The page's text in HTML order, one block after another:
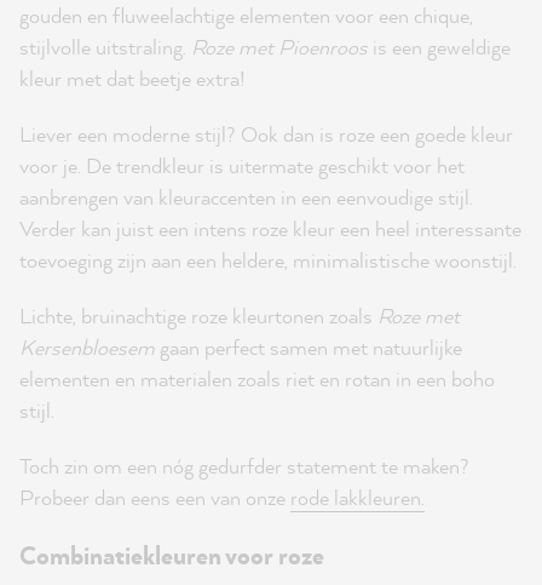
gouden en fluweelachtige elementen voor een chique,
stijlvolle uitstraling. Roze met Pioenroos is een geweldige
kleur met dat beetje extra!
Liever een moderne stijl? Ook dan is roze een goede kleur
voor je. De trendkleur is uitermate geschikt voor het
aanbrengen van kleuraccenten in een eenvoudige stijl.
Verder kan juist een intens roze kleur een heel interessante
toevoeging zijn aan een heldere, minimalistische woonstijl.
Lichte, bruinachtige roze kleurtonen zoals Roze met
Kersenbloesem gaan perfect samen met natuurlijke
elementen en materialen zoals riet en rotan in een boho
stijl.
Toch zin om een nóg gedurfder statement te maken?
Probeer dan eens een van onze rode lakkleuren.
Combinatiekleuren voor roze